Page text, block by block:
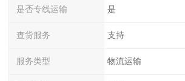
是否专线运输 是
查货服务 支持
服务类型 物流运输